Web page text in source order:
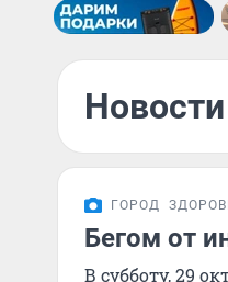
ГОРОД
Бегом от
В субботу, 29